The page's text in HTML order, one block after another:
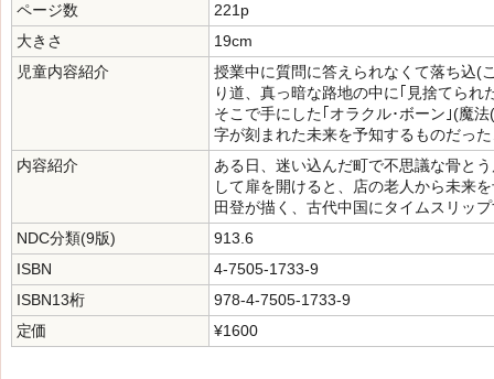
ページ数
221p
大きさ
19cm
児童内容紹介
授業中に質問に答えられなくて落ち込(
り道、真っ暗な路地の中に｢見捨てら
そこで手にした｢オラクル･ボーン｣(魔
字が刻まれた未来を予知するものだっ
内容紹介
ある日、迷い込んだ町で不思議な骨と
して扉を開けると、店の老人から未来
田登が描く、古代中国にタイムスリッ
NDC分類(9版)
913.6
ISBN
4-7505-1733-9
ISBN13桁
978-4-7505-1733-9
定価
¥1600